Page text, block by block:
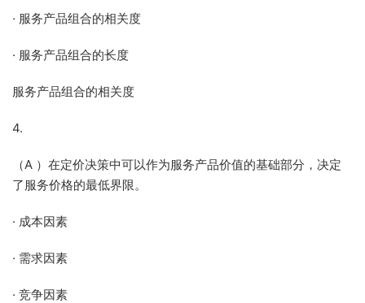
· 服务产品组合的相关度
· 服务产品组合的长度
服务产品组合的相关度
4.
（A ）在定价决策中可以作为服务产品价值的基础部分，决定
了服务价格的最低界限。
· 成本因素
· 需求因素
· 竞争因素